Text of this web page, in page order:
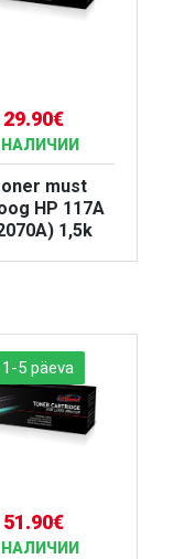
29.90€
НАЛИЧИИ
must
HP 117A
1,5k
5 päeva
51.90€
НАЛИЧИИ